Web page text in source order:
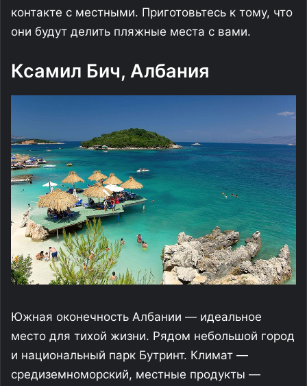
контакте с местными. Приготовьтесь к тому, что
они будут делить пляжные места с вами.
Ксамил Бич, Албания
Южная оконечность Албании — идеальное
место для тихой жизни. Рядом небольшой город
и национальный парк Бутринт. Климат —
средиземноморский, местные продукты —